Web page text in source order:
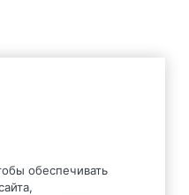
обеспечивать